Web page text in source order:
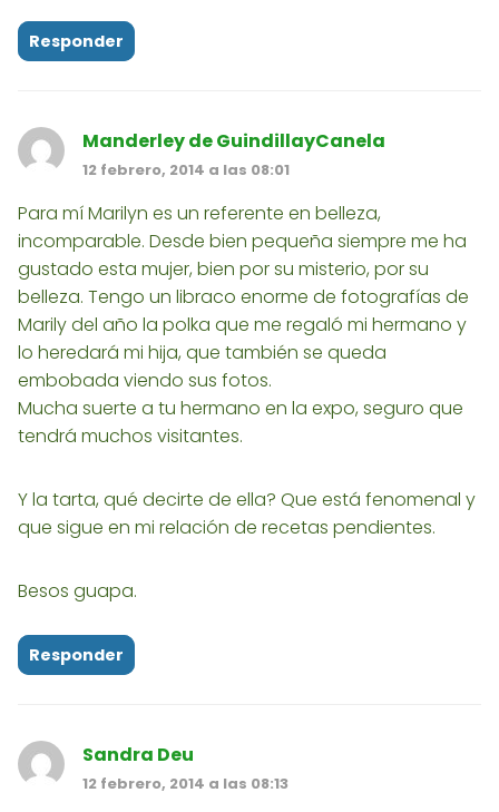
Responder
Manderley de GuindillayCanela
12 febrero, 2014 a las 08:01
Para mí Marilyn es un referente en belleza,
incomparable. Desde bien pequeña siempre me ha
gustado esta mujer, bien por su misterio, por su
belleza. Tengo un libraco enorme de fotografías de
Marily del año la polka que me regaló mi hermano y
lo heredará mi hija, que también se queda
embobada viendo sus fotos.
Mucha suerte a tu hermano en la expo, seguro que
tendrá muchos visitantes.
Y la tarta, qué decirte de ella? Que está fenomenal y
que sigue en mi relación de recetas pendientes.
Besos guapa.
Responder
Sandra Deu
12 febrero, 2014 a las 08:13